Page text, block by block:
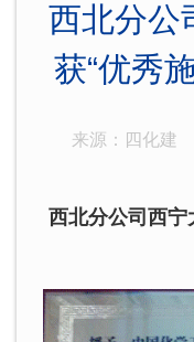
西北分公
获“优秀
来源：四化建
西北分公司西宁